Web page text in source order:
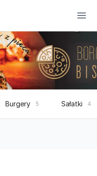
Burgery 5 Sałatki 4